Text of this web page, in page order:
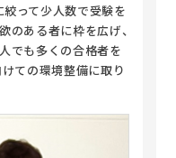
って少人数で受験を
のある者に枠を広げ、
でも多くの合格者を
ての環境整備に取り